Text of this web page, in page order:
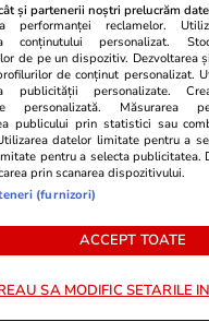
sau
și partenerii noștri prelucrăm
performanței reclamelor.
conținutului personalizat.
de pe un dispozitiv. Dezvoltarea
de conținut personalizat.
publicității personalizate.
personalizată. Măsurarea
publicului prin statistici sau
datelor limitate pentru a
pentru a selecta publicitatea.
prin scanarea dispozitivului.
(furnizori)
ACCEPT TOATE
SA MODIFIC SETARILE